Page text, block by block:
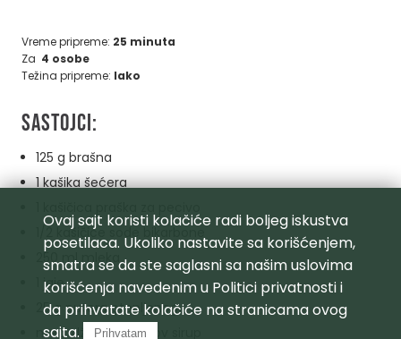
Vreme pripreme: 25 minuta
Za 4 osobe
Težina pripreme: lako
Sastojci:
125 g brašna
1 kašika šećera
1/2 kašičice sode bikarbone
250 ml mleka
1 jaje
25 g putera otopljenog
med, džem ili javorov sirup
Ovaj sajt koristi kolačiće radi boljeg iskustva
posetilaca. Ukoliko nastavite sa korišćenjem,
smatra se da ste saglasni sa našim uslovima
korišćenja navedenim u Politici privatnostii
da prihvatate kolačiće na stranicama ovog
sajta.
Prihvatam